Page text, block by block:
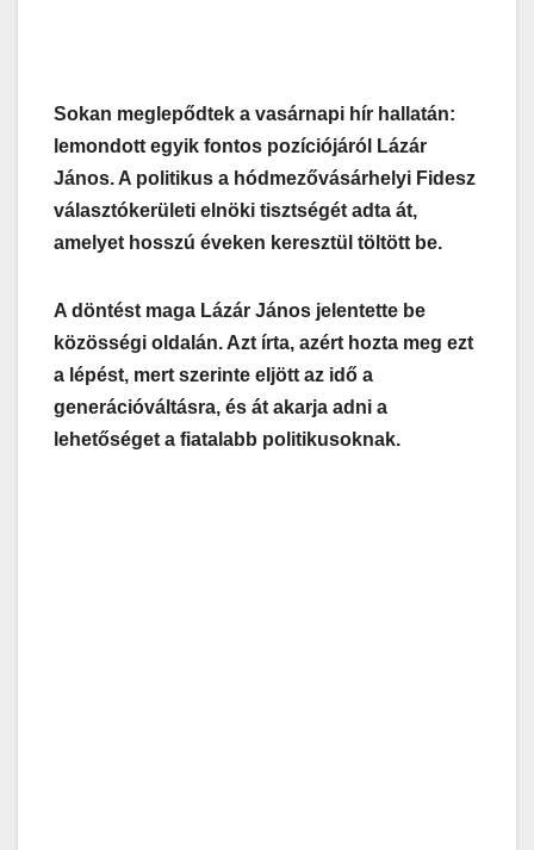
Sokan meglepődtek a vasárnapi hír hallatán:
lemondott egyik fontos pozíciójáról Lázár
János. A politikus a hódmezővásárhelyi Fidesz
választókerületi elnöki tisztségét adta át,
amelyet hosszú éveken keresztül töltött be.
A döntést maga Lázár János jelentette be
közösségi oldalán. Azt írta, azért hozta meg ezt
a lépést, mert szerinte eljött az idő a
generációváltásra, és át akarja adni a
lehetőséget a fiatalabb politikusoknak.